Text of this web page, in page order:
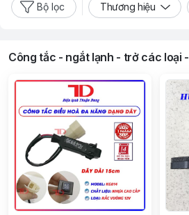
Bộ lọc Thương hiệu
Công tắc - ngắt lạnh - trở các loại